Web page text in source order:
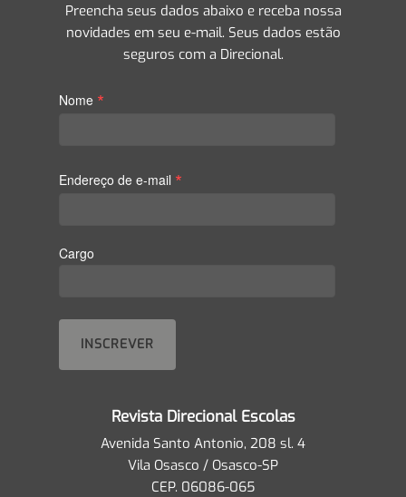
Preencha seus dados abaixo e receba nossa
novidades em seu e-mail. Seus dados estão
seguros com a Direcional.
Nome *
Endereço de e-mail *
Cargo
Revista Direcional Escolas
Avenida Santo Antonio, 208 sl. 4
Vila Osasco / Osasco-SP
CEP. 06086-065